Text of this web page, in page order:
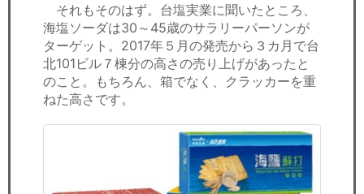
それもそのはず。台塩実業に聞いたところ、
海塩ソーダは30～45歳のサラリーパーソンが
ターゲット。2017年５月の発売から３カ月で台
北101ビル７棟分の高さの売り上げがあったと
のこと。もちろん、箱でなく、クラッカーを重
ねた高さです。